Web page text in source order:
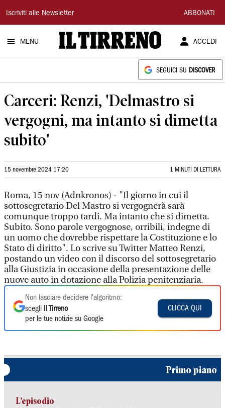
Il
Tirreno
Iscriviti alle Newsletter ABBONATI
MENU ACCEDI
SEGUICI SU DISCOVER
Carceri: Renzi, 'Delmastro si
vergogni, ma intanto si dimetta
subito'
15 novembre 2024 17:20 1 MINUTI DI LETTURA
Roma, 15 nov (Adnkronos) - "Il giorno in cui il
sottosegretario Del Mastro si vergognerà sarà
comunque troppo tardi. Ma intanto che si dimetta.
Subito. Sono parole vergognose, orribili, indegne di
un uomo che dovrebbe rispettare la Costituzione e lo
Stato di diritto". Lo scrive su Twitter Matteo Renzi,
postando un video con il discorso del sottosegretario
alla Giustizia in occasione della presentazione delle
nuove auto in dotazione alla Polizia penitenziaria.
Non lasciare decidere l'algoritmo:
scegli
Il Tirreno
per le tue notizie su Google
CLICCA QUI
Primo piano
L’episodio